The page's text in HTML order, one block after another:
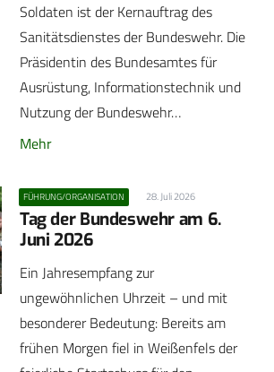
Soldaten ist der Kernauftrag des
Sanitätsdienstes der Bundeswehr. Die
Präsidentin des Bundesamtes für
Ausrüstung, Informationstechnik und
Nutzung der Bundeswehr…
Mehr
FÜHRUNG/ORGANISATION 28. Juli 2026
Tag der Bundeswehr am 6.
Juni 2026
Ein Jahresempfang zur
ungewöhnlichen Uhrzeit – und mit
besonderer Bedeutung: Bereits am
frühen Morgen fiel in Weißenfels der